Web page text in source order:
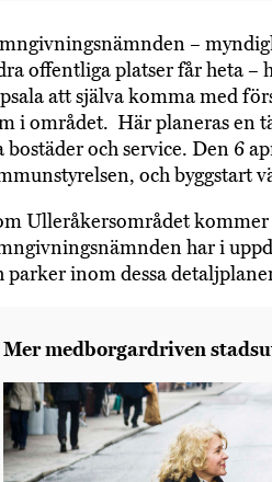
–
offentliga platser får heta
att själva komma med
i området. Här planeras en
bostäder och service. Den 6
och byggstart
Ulleråkersområdet
har i
parker inom dessa
Mer medborgardriven